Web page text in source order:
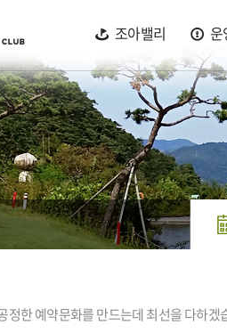
조아밸리 운
정한 예약문화를 만드는데 최선을 다하겠